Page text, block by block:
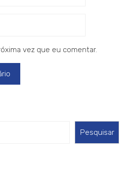
vez que eu comentar.
Pesquisar